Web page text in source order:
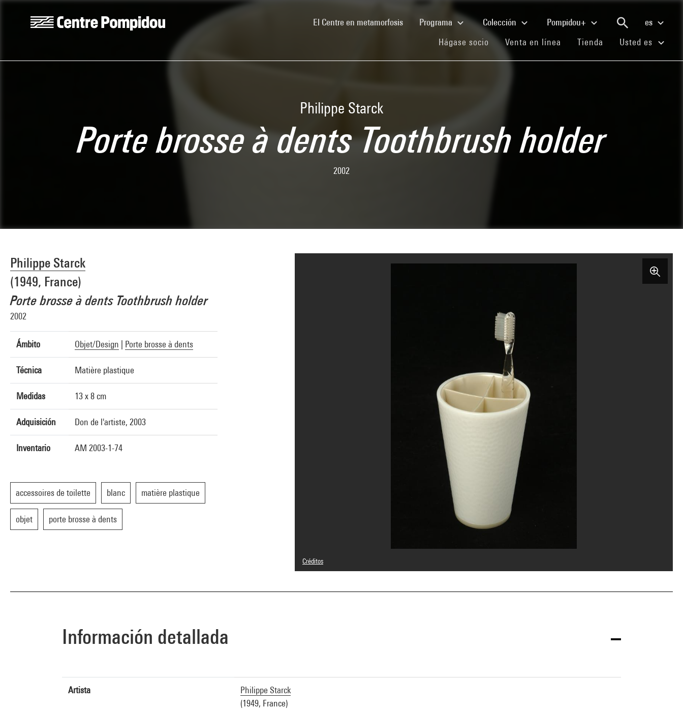
El Centre en metamorfosis(current)Programa Colección Pompidou+
es
Hágase socio (current)
Venta en línea (current)
Tienda (current)
Usted es
Philippe Starck
Porte brosse à dents Toothbrush holder
2002
Philippe Starck
(1949, France)
Porte brosse à dents Toothbrush holder
2002
Ámbito Objet/Design Porte brosse à dents
Técnica Matière plastique
Medidas 13 x 8 cm
Adquisición Don de l'artiste, 2003
Inventario AM 2003-1-74
accessoires de toilette blanc matière plastique
objet porte brosse à dents
Créditos
© Philippe Starck
Referencia de la imagen : 4N40061
Información detallada
Artista
Philippe Starck
(1949, France)